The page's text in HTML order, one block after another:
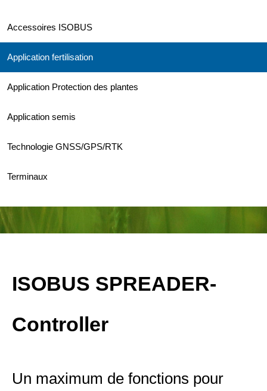
Accessoires ISOBUS
Application fertilisation
Application Protection des plantes
Application semis
Technologie GNSS/GPS/RTK
Terminaux
ISOBUS SPREADER-
Controller
Un maximum de fonctions pour